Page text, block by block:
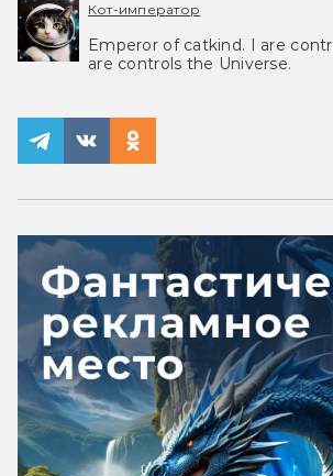
Кот-император
Emperor of catkind. I are
are controls the Universe.